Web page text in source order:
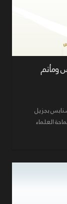
ومأتم
بجزيل
العلماء